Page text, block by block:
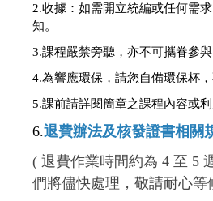
2.收據： 如需開立統編或任何需
知。
3.課程嚴禁旁聽，亦不可攜眷參與
4.為響應環保，請您自備環保杯，
5.課前請詳閱簡章之課程內容或利
6.退費辦法及核發證書相關
( 退費作業時間約為 4 至 5
們將儘快處理，敬請耐心等